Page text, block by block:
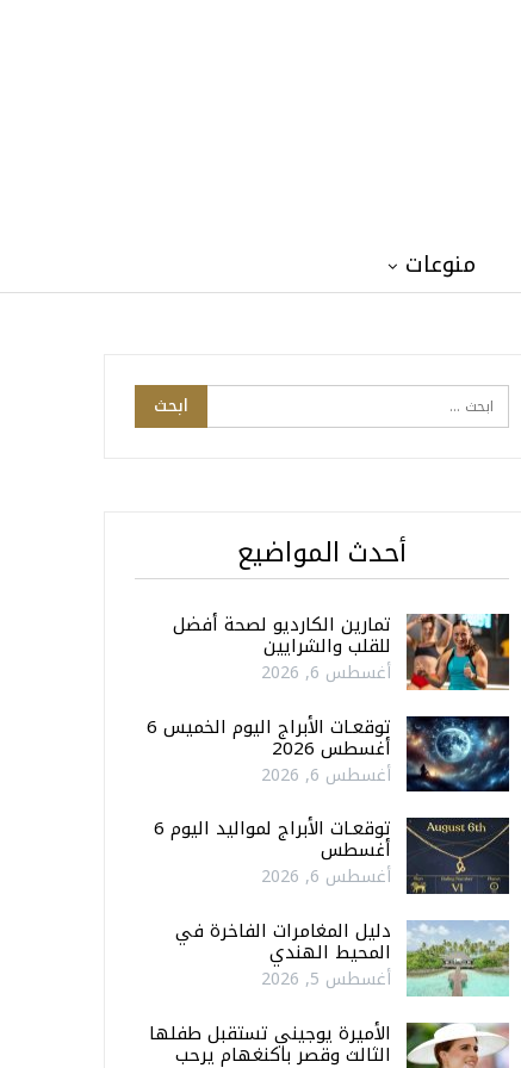
منوعات
أحدث المواضيع
تمارين الكارديو لصحة أفضل
للقلب والشرايين
أغسطس 6, 2026
توقعـات الأبراج اليوم الخميس 6
أغسطس 2026
أغسطس 6, 2026
توقعـات الأبراج لمواليد اليوم 6
أغسطس
أغسطس 6, 2026
دليل المغامرات الفاخرة في
المحيط الهندي
أغسطس 5, 2026
الأميرة يوجيني تستقبل طفلها
الثالث وقصر باكنغهام يرحب